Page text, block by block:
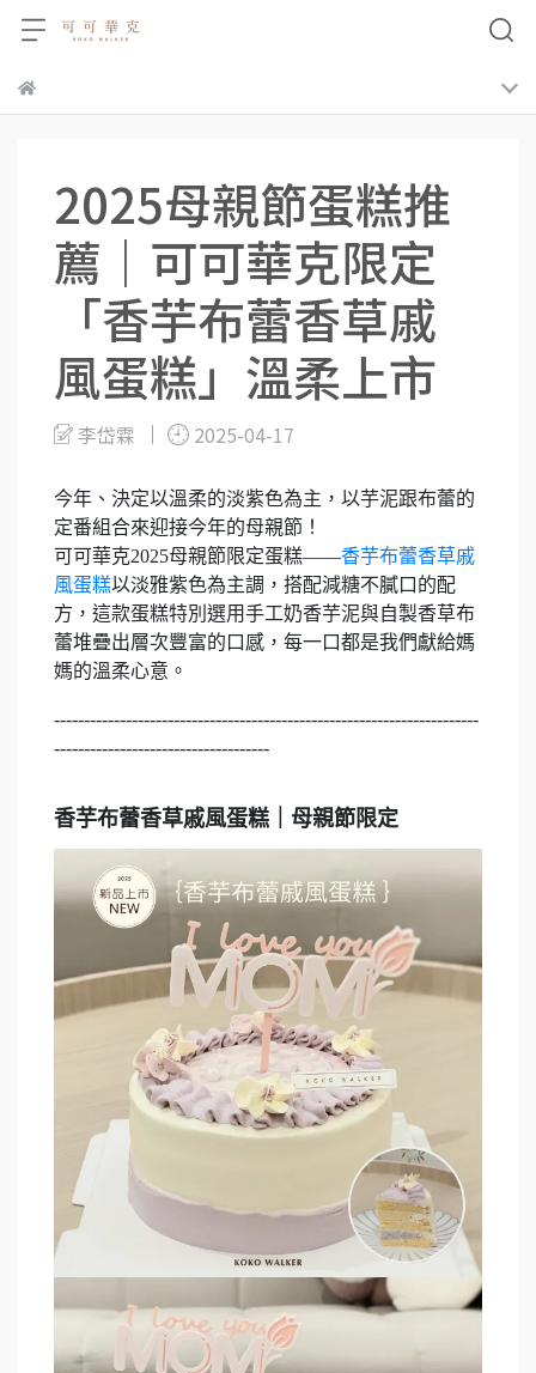
2025母親節蛋糕推
薦｜可可華克限定
「香芋布蕾香草戚
風蛋糕」溫柔上市
李岱霖 2025-04-17
今年、決定以溫柔的淡紫色為主，以芋泥跟布蕾的
定番組合來迎接今年的母親節！
可可華克2025母親節限定蛋糕——香芋布蕾香草戚
風蛋糕以淡雅紫色為主調，搭配減糖不膩口的配
方，這款蛋糕特別選用手工奶香芋泥與自製香草布
蕾堆疊出層次豐富的口感，每一口都是我們獻給媽
媽的溫柔心意。
-----------------------------------------------------------------------
------------------------------------
香芋布蕾香草戚風蛋糕｜母親節限定